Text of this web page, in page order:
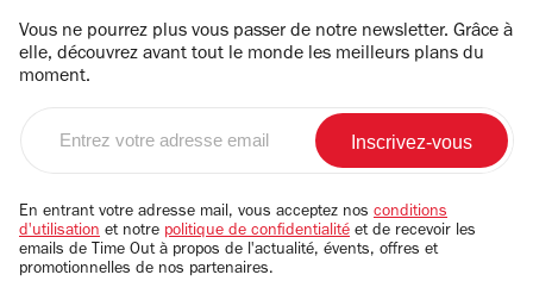
Vous ne pourrez plus vous passer de notre newsletter. Grâce à
elle, découvrez avant tout le monde les meilleurs plans du
moment.
email
En entrant votre adresse mail, vous acceptez nos conditions
d'utilisation et notre politique de confidentialité et de recevoir les
emails de Time Out à propos de l'actualité, évents, offres et
promotionnelles de nos partenaires.